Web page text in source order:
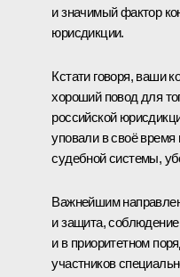
и значимый фактор
юрисдикции.
Кстати говоря, ваши
хороший повод для
российской
уповали в своё время
судебной системы,
Важнейшим
и защита,
и в приоритетном
участников